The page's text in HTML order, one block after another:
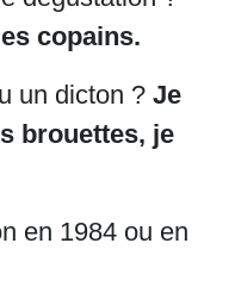
copains.
un dicton ? Je
brouettes, je
en 1984 ou en